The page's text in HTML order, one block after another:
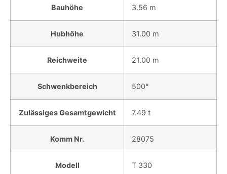
Bauhöhe 3.56 m
Hubhöhe 31.00 m
Reichweite 21.00 m
Schwenkbereich 500°
Zulässiges Gesamtgewicht 7.49 t
Komm Nr. 28075
Modell T 330